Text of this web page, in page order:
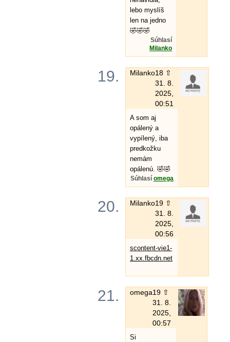
lebo myslíš
len na jedno
🤣🤣🤣
Súhlasí
Milanko
19. Milanko18 ⇧
31. 8.
2025,
00:51
A som aj
opálený a
vypílený, iba
predkožku
nemám
opálenú. 🤣🤣
Súhlasí omega
20. Milanko19 ⇧
31. 8.
2025,
00:56
scontent-vie1-
1.xx.fbcdn.net
21. omega19 ⇧
31. 8.
2025,
00:57
Si